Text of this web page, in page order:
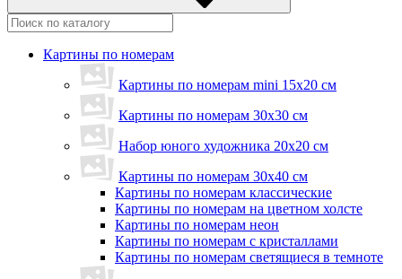
Картины по номерам
Картины по номерам mini 15х20 см
Картины по номерам 30x30 см
Набор юного художника 20х20 см
Картины по номерам 30х40 см
Картины по номерам классические
Картины по номерам на цветном холсте
Картины по номерам неон
Картины по номерам с кристаллами
Картины по номерам светящиеся в темноте